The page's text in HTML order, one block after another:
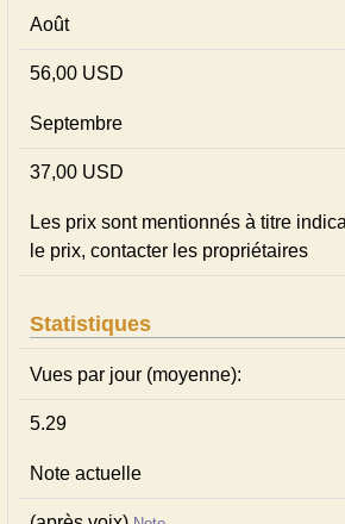
Août
56,00 USD
Septembre
37,00 USD
Les prix sont mentionnés à titre
le prix, contacter les propriétaires
Statistiques
Vues par jour (moyenne):
5.29
Note actuelle